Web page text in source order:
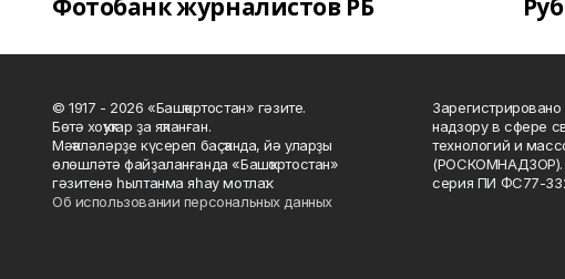
Фотобанк журналистов РБ
© 1917 - 2026 «Башҡортостан» гәзите.
Бөтә хоҡуҡтар ҙа яҡланған.
Мәҡәләләрҙе күсереп баҫҡанда, йә уларҙы
өлөшләтә файҙаланғанда «Башҡортостан»
гәзитенә һылтанма яһау мотлаҡ.
Об использовании персональных данных
надзору в сфере
технологий и
(РОСКОМНАДЗОР).
серия ПИ ФС77-